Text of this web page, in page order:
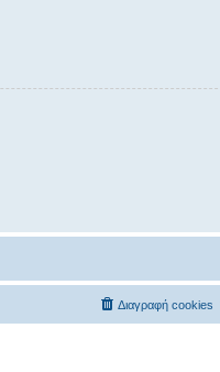
Διαγραφή cookies